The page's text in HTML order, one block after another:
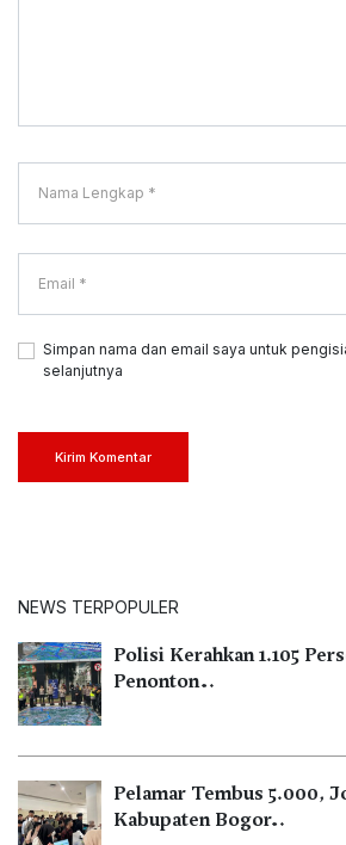
Simpan nama dan email saya untuk
selanjutnya
Kirim Komentar
NEWS TERPOPULER
Polisi Kerahkan 1.105
Penonton…
Pelamar Tembus 5.000,
Kabupaten Bogor…